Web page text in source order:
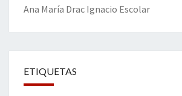
Ana María Drac Ignacio Escolar
ETIQUETAS